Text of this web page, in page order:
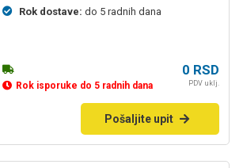
Rok dostave: do 5 radnih dana
Rok isporuke do 5 radnih dana
0 RSD
PDV uklj.
Pošaljite upit